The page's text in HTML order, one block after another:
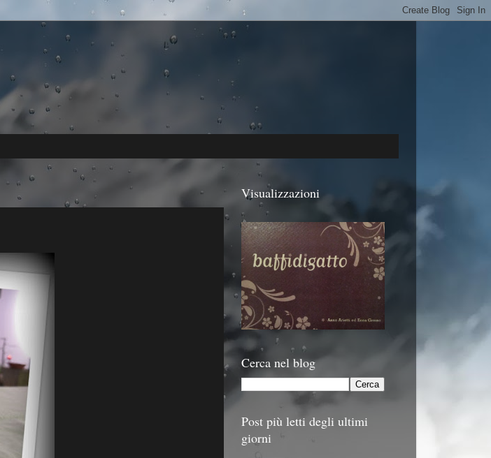
Visualizzazioni
Cerca nel blog
Post più letti degli ultimi
giorni